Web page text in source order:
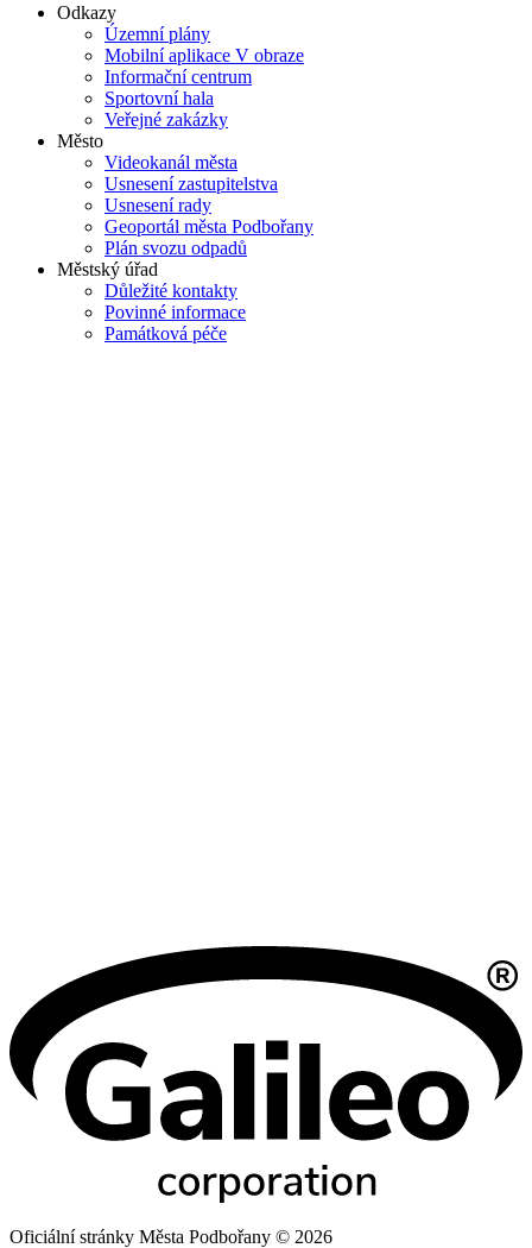
Odkazy
Územní plány
Mobilní aplikace V obraze
Informační centrum
Sportovní hala
Veřejné zakázky
Město
Videokanál města
Usnesení zastupitelstva
Usnesení rady
Geoportál města Podbořany
Plán svozu odpadů
Městský úřad
Důležité kontakty
Povinné informace
Památková péče
Oficiální stránky Města Podbořany © 2026